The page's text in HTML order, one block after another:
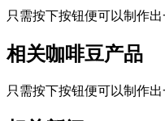
只需按下按钮便可以制作
相关咖啡豆产品
只需按下按钮便可以制作